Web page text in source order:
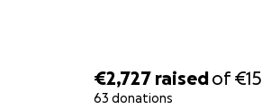
€2,727 raisedof
63 donations